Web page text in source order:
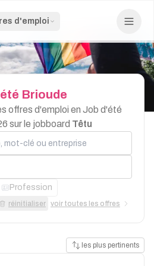
d'emploi
Brioude
offres d'emploi en Job d'été
sur le jobboard Têtu
clé ou entreprise
Profession
réinitialiser voir toutes les offres
les plus pertinents